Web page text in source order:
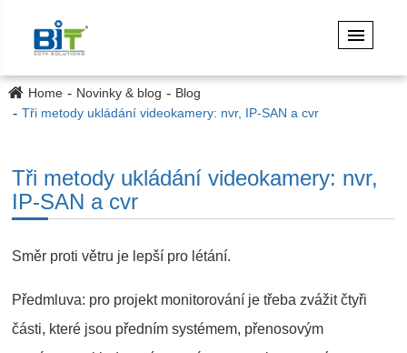
Home Novinky & blog
Blog
Tři metody ukládání videokamery: nvr, IP-SAN a cvr
Tři metody ukládání videokamery: nvr,
IP-SAN a cvr
Směr proti větru je lepší pro létání.
Předmluva: pro projekt monitorování je třeba zvážit čtyři
části, které jsou předním systémem, přenosovým